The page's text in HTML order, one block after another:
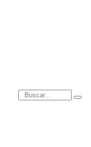
Introduce términos de